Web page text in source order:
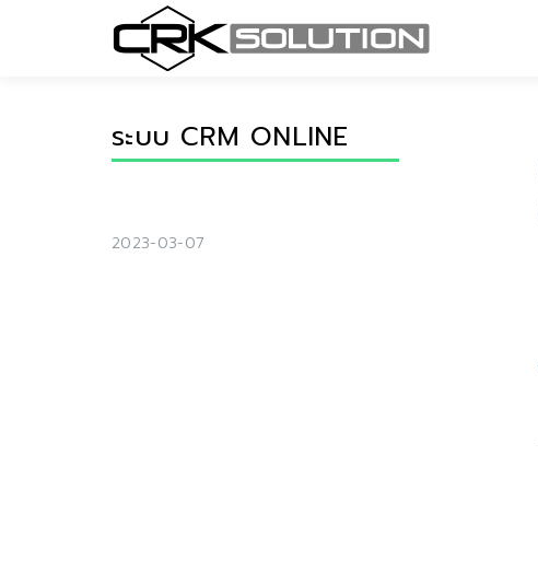
ระบบ CRM ONLINE
2023-03-07